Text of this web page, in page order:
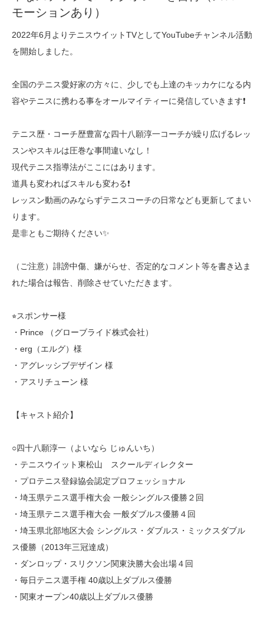
モーションあり）
2022年6月よりテニスウイットTVとしてYouTubeチャンネル活動
を開始しました。
全国のテニス愛好家の方々に、少しでも上達のキッカケになる内
容やテニスに携わる事をオールマイティーに発信していきます❗️
テニス歴・コーチ歴豊富な四十八願淳一コーチが繰り広げるレッ
スンやスキルは圧巻な事間違いなし！
現代テニス指導法がここにはあります。
道具も変わればスキルも変わる❗️
レッスン動画のみならずテニスコーチの日常なども更新してまい
ります。
是非ともご期待ください✨
（ご注意）誹謗中傷、嫌がらせ、否定的なコメント等を書き込ま
れた場合は報告、削除させていただきます。
⭐︎スポンサー様
・Prince （グローブライド株式会社）
・erg（エルグ）様
・アグレッシブデザイン 様
・アスリチューン 様
【キャスト紹介】
○四十八願淳一（よいなら じゅんいち）
・テニスウイット東松山 スクールディレクター
・プロテニス登録協会認定プロフェッショナル
・埼玉県テニス選手権大会 一般シングルス優勝２回
・埼玉県テニス選手権大会 一般ダブルス優勝４回
・埼玉県北部地区大会 シングルス・ダブルス・ミックスダブル
ス優勝（2013年三冠達成）
・ダンロップ・スリクソン関東決勝大会出場４回
・毎日テニス選手権 40歳以上ダブルス優勝
・関東オープン40歳以上ダブルス優勝